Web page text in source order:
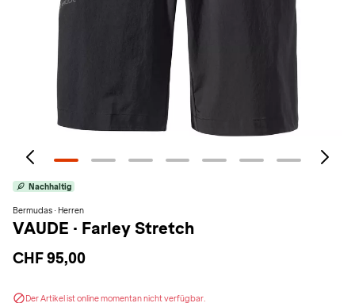
Nachhaltig
Bermudas · Herren
VAUDE · Farley Stretch
CHF 95,00
Der Artikel ist online momentan nicht verfügbar.